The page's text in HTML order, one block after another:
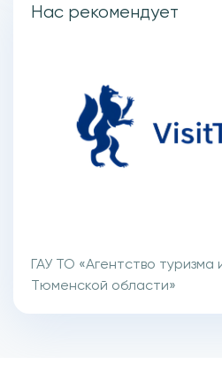
Нас рекомендует
ГАУ ТО «Агентство туризма
Тюменской области»